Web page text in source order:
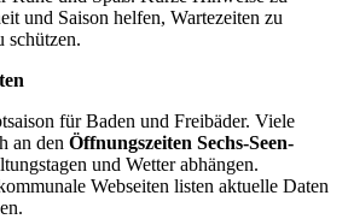
und Saison helfen, Wartezeiten zu
schützen.
für Baden und Freibäder. Viele
an den Öffnungszeiten Sechs-Seen-
und Wetter abhängen.
Webseiten listen aktuelle Daten